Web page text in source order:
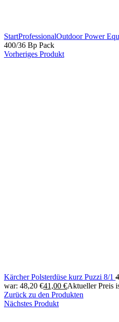
StartProfessionalOutdoor Power
400/36 Bp Pack
Vorheriges Produkt
Kärcher Polsterdüse kurz Puzzi 8/1
war: 48,20 €41,00 €Aktueller Preis
Zurück zu den Produkten
Nächstes Produkt